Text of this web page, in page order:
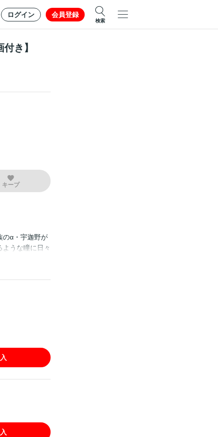
ログイン 会員登録
検索
き】
キープ
のα・宇迦野が
うな瞳に日々
持ち良くて…!?